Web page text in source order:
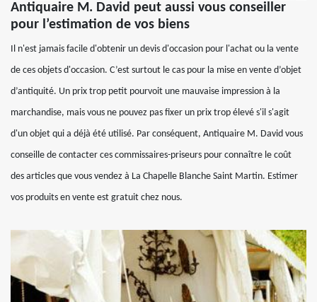
Antiquaire M. David peut aussi vous conseiller
pour l’estimation de vos biens
Il n'est jamais facile d'obtenir un devis d'occasion pour l'achat ou la vente
de ces objets d'occasion. C’est surtout le cas pour la mise en vente d’objet
d’antiquité. Un prix trop petit pourvoit une mauvaise impression à la
marchandise, mais vous ne pouvez pas fixer un prix trop élevé s'il s'agit
d'un objet qui a déjà été utilisé. Par conséquent, Antiquaire M. David vous
conseille de contacter ces commissaires-priseurs pour connaître le coût
des articles que vous vendez à La Chapelle Blanche Saint Martin. Estimer
vos produits en vente est gratuit chez nous.